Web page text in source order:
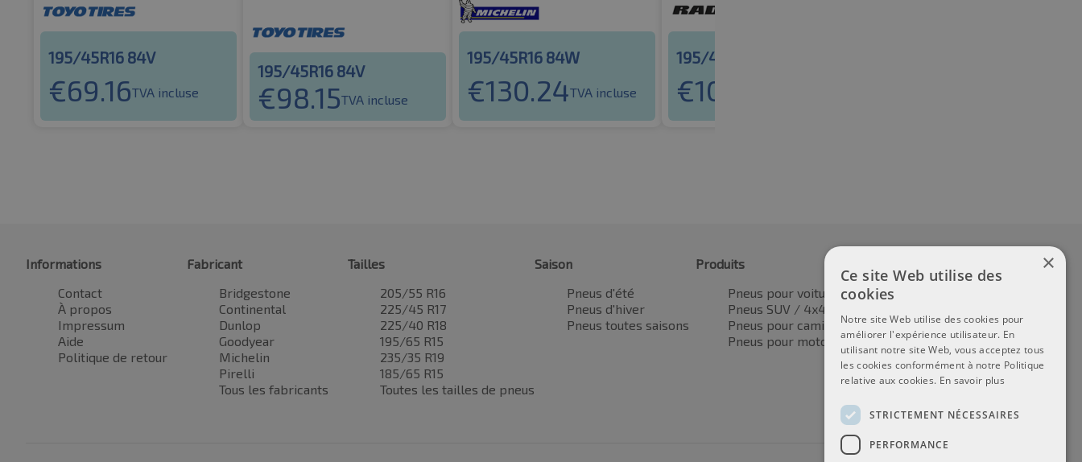
195/45R16 84V
€69.16TVA incluse
195/45R16 84V
€98.15TVA incluse
195/45R16 84W
€130.24TVA incluse
195/45R16 84W
€105.38
Informations
Contact
À propos
Impressum
Aide
Politique de retour
Fabricant
Bridgestone
Continental
Dunlop
Goodyear
Michelin
Pirelli
Tous les fabricants
Tailles
205/55 R16
225/45 R17
225/40 R18
195/65 R15
235/35 R19
185/65 R15
Toutes les tailles de pneus
Saison
Pneus d'été
Pneus d'hiver
Pneus toutes saisons
Produits
Pneus pour voitures
Pneus SUV / 4x4
Pneus pour camionnettes
Pneus pour motos
×
Ce site Web utilise des
cookies
Notre site Web utilise des cookies pour
améliorer l'expérience utilisateur. En
utilisant notre site Web, vous acceptez tous
les cookies conformément à notre Politique
relative aux cookies. En savoir plus
STRICTEMENT NÉCESSAIRES
PERFORMANCE